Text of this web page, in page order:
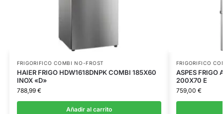
FRIGORIFICO COMBI NO-FROST
HAIER FRIGO HDW1618DNPK COMBI 185X60
INOX «D»
788,99 €
Añadir al carrito
FRIGORIFICO
ASPES FRIGO
200X70 E
759,00 €